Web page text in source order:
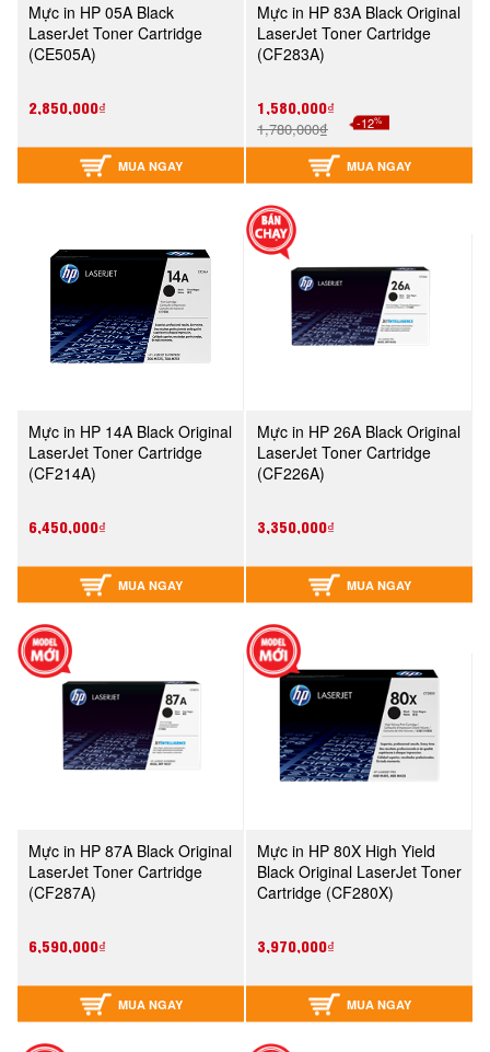
Mực in HP 05A Black
LaserJet Toner Cartridge
(CE505A)
2,850,000₫
MUA NGAY
Mực in HP 83A Black Original
LaserJet Toner Cartridge
(CF283A)
1,580,000₫
1,780,000₫ -12%
MUA NGAY
Mực in HP 14A Black Original
LaserJet Toner Cartridge
(CF214A)
6,450,000₫
MUA NGAY
Mực in HP 26A Black Original
LaserJet Toner Cartridge
(CF226A)
3,350,000₫
MUA NGAY
Mực in HP 87A Black Original
LaserJet Toner Cartridge
(CF287A)
6,590,000₫
MUA NGAY
Mực in HP 80X High Yield
Black Original LaserJet Toner
Cartridge (CF280X)
3,970,000₫
MUA NGAY